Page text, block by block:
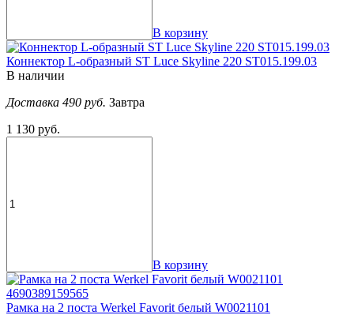
В корзину
Коннектор L-образный ST Luce Skyline 220 ST015.199.03
В наличии
Доставка 490 руб. Завтра
1 130 руб.
В корзину
Рамка на 2 поста Werkel Favorit белый W0021101